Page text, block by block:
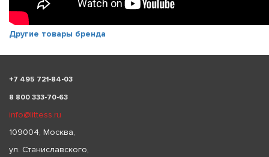
Другие товары бренда
+7 495 721-84-03
8 800 333-70-63
info@littess.ru
109004, Москва,
ул. Станиславского,